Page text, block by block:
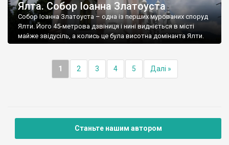
Ялта. Собор Іоанна Златоуста
Собор Іоанна Златоуста – одна із перших мурованих споруд
Ялти. Його 45-метрова дзвіниця і нині видніється в місті
майже звідусіль, а колись це була висотна домінанта Ялти.
1 2 3 4 5 Далі »
Станьте нашим автором